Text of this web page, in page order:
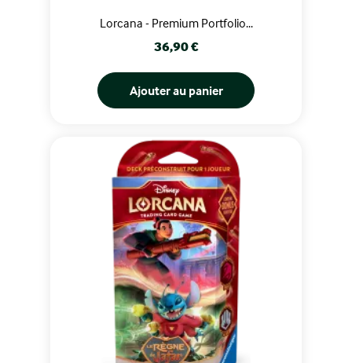
Lorcana - Premium Portfolio...
Prix
36,90 €
Ajouter au panier